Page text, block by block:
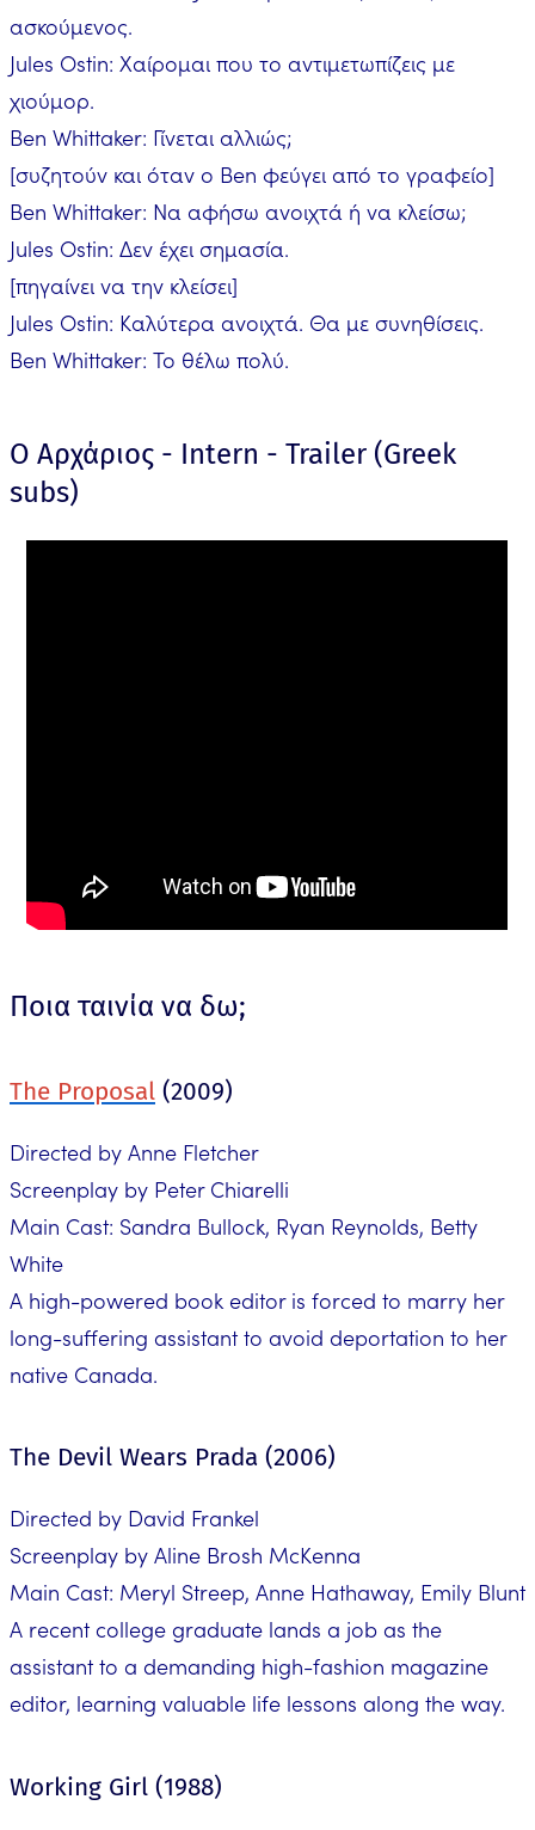
ασκούμενος.
Jules Ostin: Χαίρομαι που το αντιμετωπίζεις με
χιούμορ.
Ben Whittaker: Γίνεται αλλιώς;
[συζητούν και όταν ο Ben φεύγει από το γραφείο]
Ben Whittaker: Να αφήσω ανοιχτά ή να κλείσω;
Jules Ostin: Δεν έχει σημασία.
[πηγαίνει να την κλείσει]
Jules Ostin: Καλύτερα ανοιχτά. Θα με συνηθίσεις.
Ben Whittaker: Το θέλω πολύ.
Ο Αρχάριος - Intern - Trailer (Greek
subs)
Ποια ταινία να δω;
The Proposal (2009)
Directed by Anne Fletcher
Screenplay by Peter Chiarelli
Main Cast: Sandra Bullock, Ryan Reynolds, Betty
White
A high-powered book editor is forced to marry her
long-suffering assistant to avoid deportation to her
native Canada.
The Devil Wears Prada (2006)
Directed by David Frankel
Screenplay by Aline Brosh McKenna
Main Cast: Meryl Streep, Anne Hathaway, Emily Blunt
A recent college graduate lands a job as the
assistant to a demanding high-fashion magazine
editor, learning valuable life lessons along the way.
Working Girl (1988)